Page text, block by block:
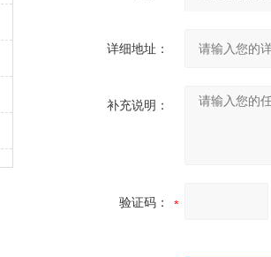
详细地址：
补充说明：
验证码：